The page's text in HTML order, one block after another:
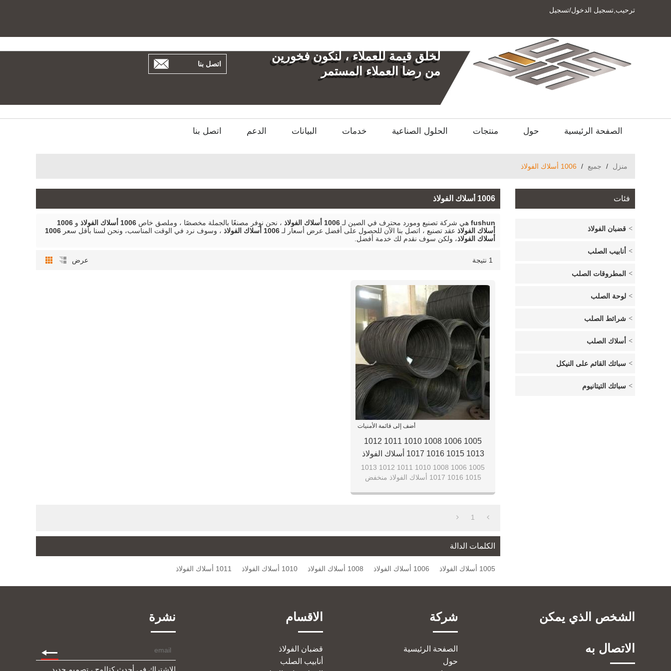
ترحيب, تسجيل الدخول/تسجيل
لخلق قيمة للعملاء ، لنكون فخورين
من رضا العملاء المستمر
اتصل بنا
الصفحة الرئيسية حول منتجات الحلول الصناعية خدمات البيانات الدعم اتصل بنا
منزل / جميع / 1006 أسلاك الفولاذ
فئات
قضبان الفولاذ
أنابيب الصلب
المطروقات الصلب
لوحة الصلب
شرائط الصلب
أسلاك الصلب
سبائك القائم على النيكل
سبائك التيتانيوم
1006 أسلاك الفولاذ
fushun هي شركة تصنيع ومورد محترف في الصين لـ 1006 أسلاك الفولاذ ، نحن نوفر مصنعًا بالجملة مخصصًا ، وملصق خاص 1006 أسلاك الفولاذ و 1006
أسلاك الفولاذ عقد تصنيع ، اتصل بنا الآن للحصول على أفضل عرض أسعار لـ 1006 أسلاك الفولاذ ، وسوف نرد في الوقت المناسب، ونحن لسنا بأقل سعر 1006
أسلاك الفولاذ، ولكن سوف نقدم لك خدمة أفضل.
1 نتيجة عرض
أضف إلى قائمة الأمنيات
1005 1006 1008 1010 1011 1012
1013 1015 1016 1017 أسلاك الفولاذ
منخفض الكربون
1005 1006 1008 1010 1011 1012 1013
1015 1016 1017 أسلاك الفولاذ منخفض
1
الكلمات الدالة
1005 أسلاك الفولاذ 1006 أسلاك الفولاذ 1008 أسلاك الفولاذ 1010 أسلاك الفولاذ 1011 أسلاك الفولاذ
الشخص الذي يمكن
الاتصال به
شركة
الصفحة الرئيسية
حول
الاقسام
قضبان الفولاذ
أنابيب الصلب
نشرة
الاشتراك في أحدث كتالوج ، تصميم جديد